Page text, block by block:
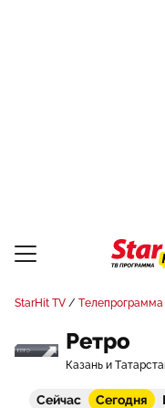
StarHit TV Телепрограмма
Ретро
Казань и
Сейчас Сегодня